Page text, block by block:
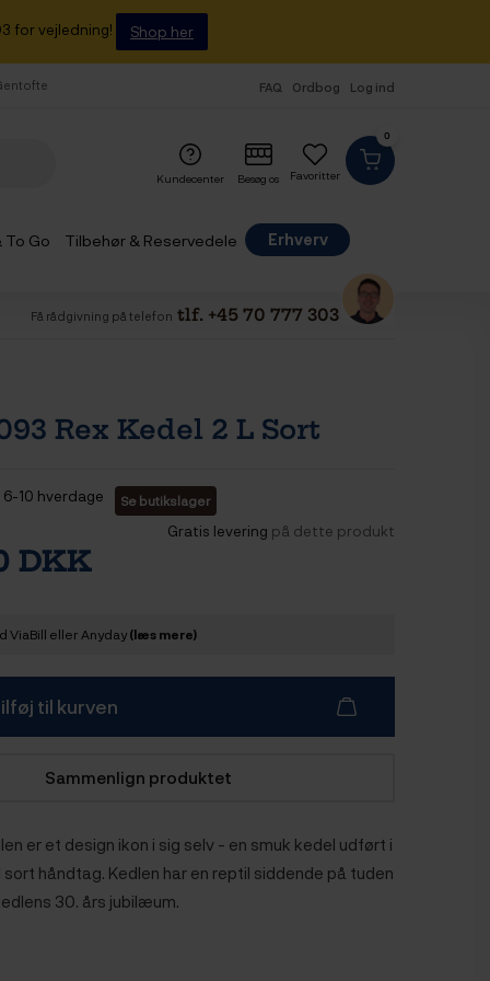
for vejledning! Shop her
FAQ Ordbog Log ind
0
Favoritter
Kundecenter Besøg os
To Go Tilbehør & Reservedele
Erhverv
Få rådgivning på telefon tlf. +45 70 777 303
Rex Kedel 2 L Sort
6-10 hverdage Se butikslager
Gratis levering på dette produkt
DKK
ViaBill eller Anyday(læs mere)
til kurven
Sammenlign produktet
er et design ikon i sig selv - en smuk kedel udført i
håndtag. Kedlen har en reptil siddende på tuden
30. års jubilæum.